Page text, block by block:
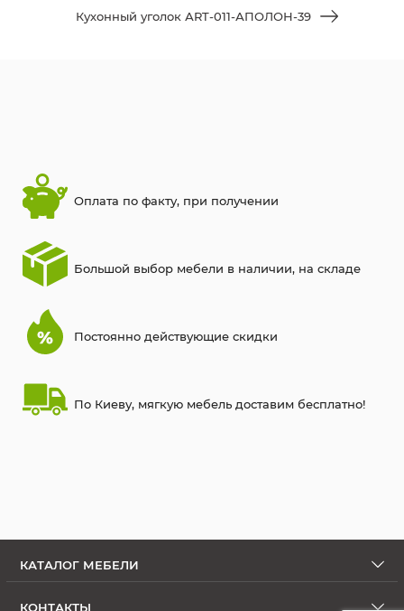
Кухонный уголок АRT-011-АПОЛОН-39
Оплата по факту, при получении
Большой выбор мебели в наличии, на складе
Постоянно действующие скидки
По Киеву, мягкую мебель доставим бесплатно!
КАТАЛОГ МЕБЕЛИ
КОНТАКТЫ